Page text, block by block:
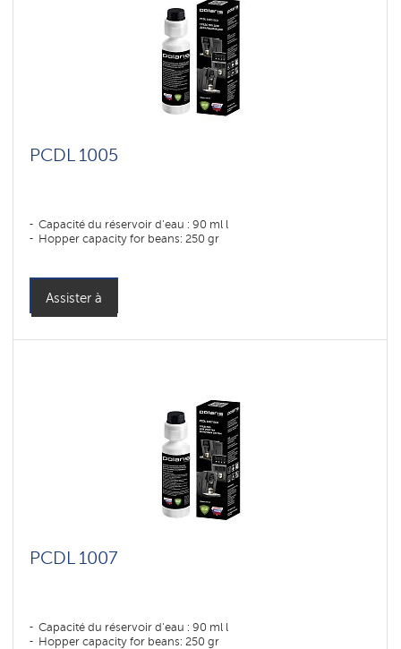
PCDL 1005
Capacité du réservoir d'eau : 90 ml l
Hopper capacity for beans: 250 gr
Assister à
PCDL 1007
Capacité du réservoir d'eau : 90 ml l
Hopper capacity for beans: 250 gr